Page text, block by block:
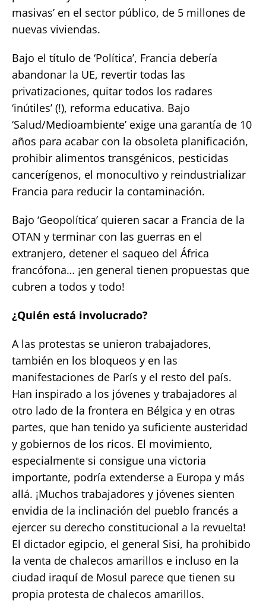
masivas’ en el sector público, de 5 millones de
nuevas viviendas.
Bajo el título de ‘Política’, Francia debería
abandonar la UE, revertir todas las
privatizaciones, quitar todos los radares
‘inútiles’ (!), reforma educativa. Bajo
‘Salud/Medioambiente’ exige una garantía de 10
años para acabar con la obsoleta planificación,
prohibir alimentos transgénicos, pesticidas
cancerígenos, el monocultivo y reindustrializar
Francia para reducir la contaminación.
Bajo ‘Geopolítica’ quieren sacar a Francia de la
OTAN y terminar con las guerras en el
extranjero, detener el saqueo del África
francófona… ¡en general tienen propuestas que
cubren a todos y todo!
¿Quién está involucrado?
A las protestas se unieron trabajadores,
también en los bloqueos y en las
manifestaciones de París y el resto del país.
Han inspirado a los jóvenes y trabajadores al
otro lado de la frontera en Bélgica y en otras
partes, que han tenido ya suficiente austeridad
y gobiernos de los ricos. El movimiento,
especialmente si consigue una victoria
importante, podría extenderse a Europa y más
allá. ¡Muchos trabajadores y jóvenes sienten
envidia de la inclinación del pueblo francés a
ejercer su derecho constitucional a la revuelta!
El dictador egipcio, el general Sisi, ha prohibido
la venta de chalecos amarillos e incluso en la
ciudad iraquí de Mosul parece que tienen su
propia protesta de chalecos amarillos.